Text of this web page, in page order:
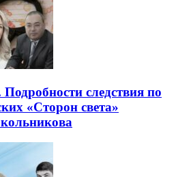
следствия по
«Сторон света»